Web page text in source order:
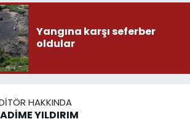
Yangına karşı seferber
oldular
HAKKINDA
YILDIRIM